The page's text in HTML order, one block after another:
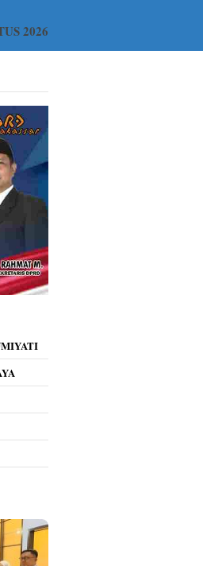
2026
Dirum Perumda
Jukir Viral di